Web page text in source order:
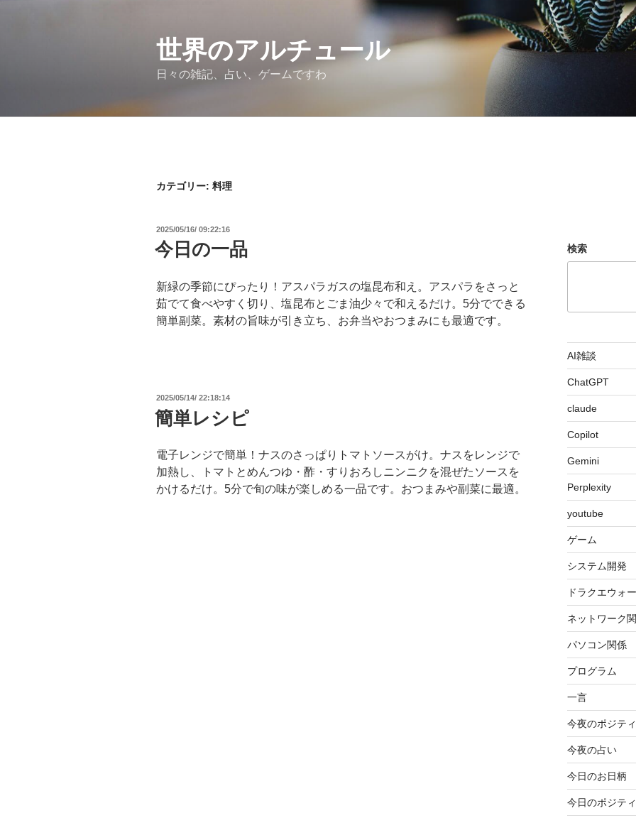
世界のアルチュール
日々の雑記、占い、ゲームですわ
カテゴリー: 料理
投
稿
日:
2025/05/16/ 09:22:16
今日の一品
新緑の季節にぴったり！アスパラガスの塩昆布和え。アスパラをさっと
茹でて食べやすく切り、塩昆布とごま油少々で和えるだけ。5分でできる
簡単副菜。素材の旨味が引き立ち、お弁当やおつまみにも最適です。
投
稿
日:
2025/05/14/ 22:18:14
簡単レシピ
電子レンジで簡単！ナスのさっぱりトマトソースがけ。ナスをレンジで
加熱し、トマトとめんつゆ・酢・すりおろしニンニクを混ぜたソースを
かけるだけ。5分で旬の味が楽しめる一品です。おつまみや副菜に最適。
検索
AI雑談
ChatGPT
claude
Copilot
Gemini
Perplexity
youtube
ゲーム
システム開発
ドラクエウォ
ネットワーク
パソコン関係
プログラム
一言
今夜のポジテ
今夜の占い
今日のお日柄
今日のポジテ